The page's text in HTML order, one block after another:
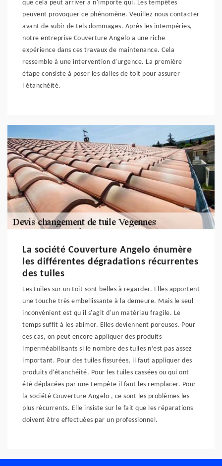
que cela peut arriver à n'importe qui. Les tempêtes
peuvent provoquer ce phénomène. Veuillez nous contacter
avant de subir de tels dommages. Après les intempéries,
notre entreprise Couverture Angelo a une riche
expérience dans ces travaux de maintenance. Cela
ressemble à une intervention d'urgence. La première
étape consiste à poser les dalles de toit pour assurer
l'étanchéité.
La société Couverture Angelo énumère
les différentes dégradations récurrentes
des tuiles
Les tuiles sur un toit sont belles à regarder. Elles apportent
une touche très embellissante à la demeure. Mais le seul
inconvénient est qu'il s'agit d'un matériau fragile. Le
temps suffit à les abimer. Elles deviennent poreuses. Pour
ces cas, on peut encore appliquer des produits
imperméabilisants si le nombre des tuiles n’est pas assez
important. Pour des tuiles fissurées, il faut appliquer des
produits d’étanchéité. Pour les tuiles cassées ou qui ont
été déplacées par une tempête il faut les remplacer. Pour
la société Couverture Angelo , ce sont les problèmes les
plus récurrents. Elle insiste sur le fait que les réparations
doivent être effectuées par un professionnel.